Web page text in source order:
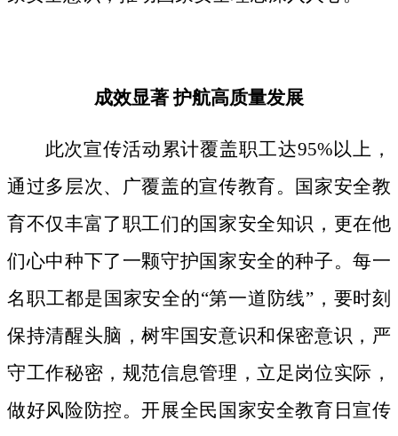
成效显著护航高质量发展
此次宣传活动累计覆盖职工达95%以上，
通过多层次、广覆盖的宣传教育。国家安全教
育不仅丰富了职工们的国家安全知识，更在他
们心中种下了一颗守护国家安全的种子。每一
名职工都是国家安全的“第一道防线”，要时刻
保持清醒头脑，树牢国安意识和保密意识，严
守工作秘密，规范信息管理，立足岗位实际，
做好风险防控。开展全民国家安全教育日宣传